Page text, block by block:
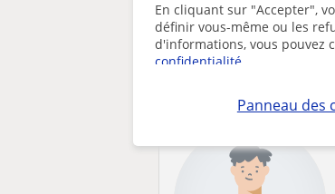
En cliquant sur "Accepter",
définir vous-même ou les
d'informations, vous pouvez
confidentialité.
Panneau des